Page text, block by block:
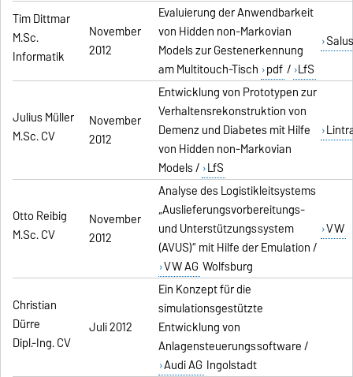
Tim Dittmar
M.Sc.
Informatik
November
2012
Evaluierung der Anwendbarkeit
von Hidden non-Markovian
Models zur Gestenerkennung
am Multitouch-Tisch pdf / LfS
Salus
Julius Müller
M.Sc. CV
November
2012
Entwicklung von Prototypen zur
Verhaltensrekonstruktion von
Demenz und Diabetes mit Hilfe
von Hidden non-Markovian
Models / LfS
Otto Reibig
M.Sc. CV
November
2012
Analyse des Logistikleitsystems
„Auslieferungsvorbereitungs-
und Unterstützungssystem
(AVUS)“ mit Hilfe der Emulation /
VW AG Wolfsburg
VW
Christian
Dürre
Dipl.-Ing. CV
Juli 2012
Ein Konzept für die
simulationsgestützte
Entwicklung von
Anlagensteuerungssoftware /
Audi AG Ingolstadt